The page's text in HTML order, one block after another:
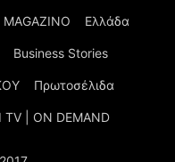
MAGAZINO Ελλάδα
Business Stories
Πρωτοσέλιδα
TV | ON DEMAND